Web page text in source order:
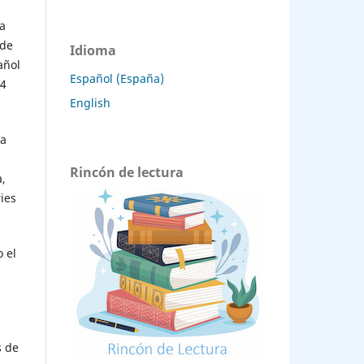
el
de
Idioma
Español (España)
English
Rincón de lectura